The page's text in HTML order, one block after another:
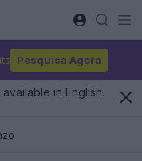
Pesquisa Agora
in English.